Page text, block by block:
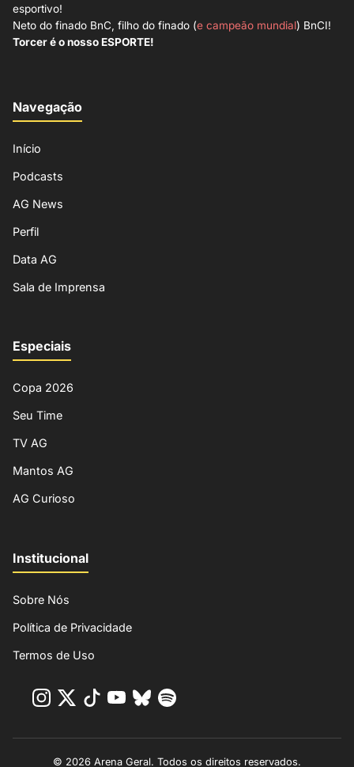
esportivo!
Neto do finado BnC, filho do finado (e campeão mundial) BnCI!
Torcer é o nosso ESPORTE!
Navegação
Início
Podcasts
AG News
Perfil
Data AG
Sala de Imprensa
Especiais
Copa 2026
Seu Time
TV AG
Mantos AG
AG Curioso
Institucional
Sobre Nós
Política de Privacidade
Termos de Uso
© 2026 Arena Geral. Todos os direitos reservados.